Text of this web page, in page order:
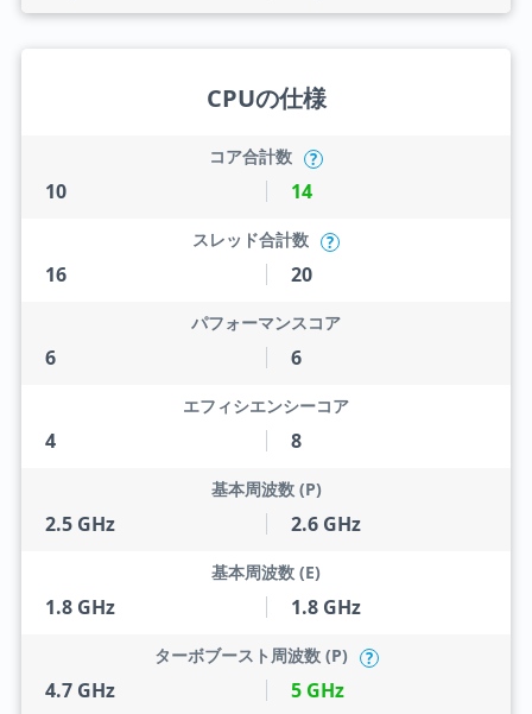
CPUの仕様
10
コア合計数 ?
14
16
スレッド合計数 ?
20
6
パフォーマンスコア
6
4
エフィシエンシーコア
8
2.5 GHz
基本周波数 (P)
2.6 GHz
1.8 GHz
基本周波数 (E)
1.8 GHz
4.7 GHz
ターボブースト周波数 (P) ?
5 GHz